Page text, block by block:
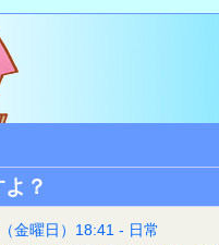
？
金曜日）18:41 - 日常